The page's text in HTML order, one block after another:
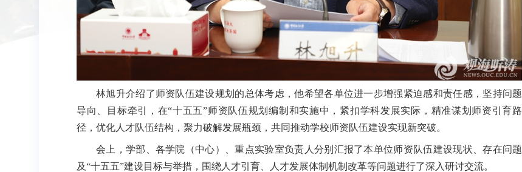
林旭升介绍了师资队伍建设规划的总体考虑，他希望各单位进一步增强紧迫感和责任感，坚持问题
导向、目标牵引，在“十五五”师资队伍规划编制和实施中，紧扣学科发展实际，精准谋划师资引育路
径，优化人才队伍结构，聚力破解发展瓶颈，共同推动学校师资队伍建设实现新突破。
会上，学部、各学院（中心）、重点实验室负责人分别汇报了本单位师资队伍建设现状、存在问题
及“十五五”建设目标与举措，围绕人才引育、人才发展体制机制改革等问题进行了深入研讨交流。